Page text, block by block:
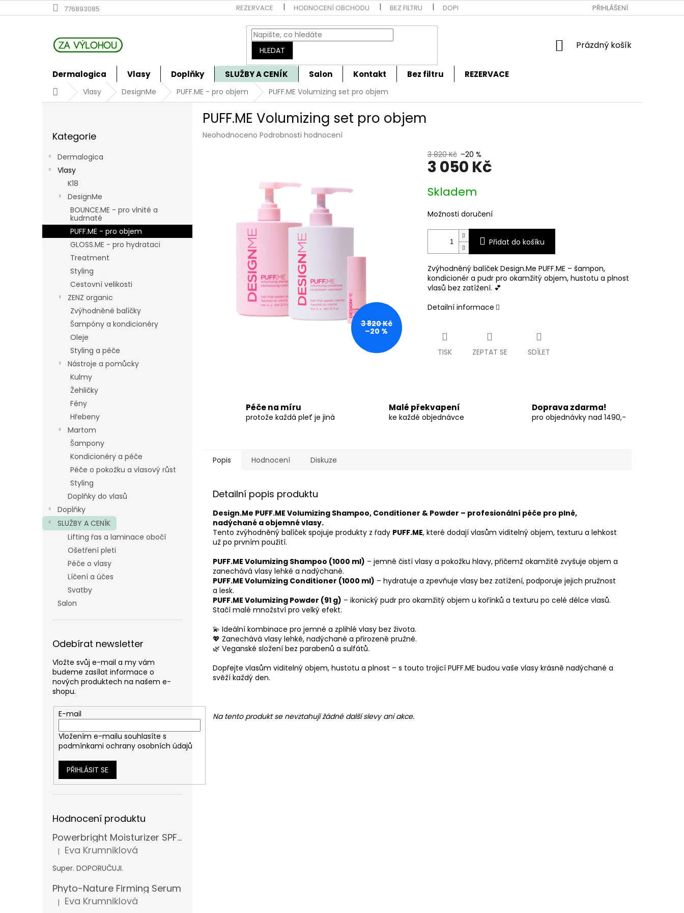
na
776893085 REZERVACE HODNOCENÍ OBCHODU BEZ FILTRU DOPRAVA A PLATBA OBCHODNÍ PODMÍNKY
PŘIHLÁŠENÍ
HLEDAT
NÁKUPNÍ
Prázdný košík
Dermalogica Vlasy Doplňky SLUŽBY A CENÍK Salon Kontakt Bez filtru REZERVACE
DomůVlasy DesignMe PUFF.ME - pro objem PUFF.ME Volumizing set pro objem
e
kategorie
Kategorie
Dermalogica
Vlasy
K18
DesignMe
BOUNCE.ME - pro vlnité a
kudrnaté
PUFF.ME - pro objem
GLOSS.ME - pro hydrataci
Treatment
Styling
Cestovní velikosti
ZENZ organic
Zvýhodněné balíčky
Šampóny a kondicionéry
Oleje
Styling a péče
Nástroje a pomůcky
Kulmy
Žehličky
Fény
Hřebeny
Martom
Šampony
Kondicionéry a péče
Péče o pokožku a vlasový růst
Styling
Doplňky do vlasů
Doplňky
SLUŽBY A CENÍK
Lifting řas a laminace obočí
Ošetření pleti
Péče o vlasy
Líčení a účes
Svatby
Salon
Odebírat newsletter
Vložte svůj e-mail a my vám
budeme zasílat informace o
nových produktech na našem e-
shopu.
E-mail
Vložením e-mailu souhlasíte s
podmínkami ochrany osobních údajů
PŘIHLÁSIT SE
Hodnocení produktu
Powerbright Moisturizer SPF 50
Hodnocení produktu je 5 z 5 hvězdiček.
| Eva Krumniklová
Super. DOPORUČUJI.
Phyto-Nature Firming Serum
Hodnocení produktu je 5 z 5 hvězdiček.
| Eva Krumniklová
PUFF.ME Volumizing set pro objem
Průměrné
Neohodnoceno Podrobnosti hodnocení
3 820 Kč
–20 %
3 820 Kč –20 %
3 050 Kč
cena:
Skladem
Možnosti doručení
Přidat do košíku
Zvýhodněný balíček Design.Me PUFF.ME – šampon,
kondicionér a pudr pro okamžitý objem, hustotu a plnost
vlasů bez zatížení. 💕
Detailní informace
TISK ZEPTAT SE SDÍLET
Péče na míru
protože každá pleť je jiná
Malé překvapení
ke každé objednávce
Doprava zdarma!
pro objednávky nad 1490,-
Popis Hodnocení Diskuze
Detailní popis produktu
Design.Me PUFF.ME Volumizing Shampoo, Conditioner & Powder – profesionální péče pro plné,
nadýchané a objemné vlasy.
Tento zvýhodněný balíček spojuje produkty z řady PUFF.ME, které dodají vlasům viditelný objem, texturu a lehkost
už po prvním použití.
PUFF.ME Volumizing Shampoo (1000 ml) – jemně čistí vlasy a pokožku hlavy, přičemž okamžitě zvyšuje objem a
zanechává vlasy lehké a nadýchané.
PUFF.ME Volumizing Conditioner (1000 ml) – hydratuje a zpevňuje vlasy bez zatížení, podporuje jejich pružnost
a lesk.
PUFF.ME Volumizing Powder (91 g) – ikonický pudr pro okamžitý objem u kořínků a texturu po celé délce vlasů.
Stačí malé množství pro velký efekt.
💫 Ideální kombinace pro jemné a zplihlé vlasy bez života.
💖 Zanechává vlasy lehké, nadýchané a přirozeně pružné.
🌿 Veganské složení bez parabenů a sulfátů.
Dopřejte vlasům viditelný objem, hustotu a plnost – s touto trojicí PUFF.ME budou vaše vlasy krásně nadýchané a
svěží každý den.
Na tento produkt se nevztahují žádné další slevy ani akce.